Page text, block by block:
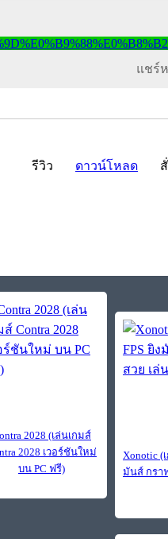
แชร์
รีวิว ดาวน์โหลด
2028 (เล่นเกมส์
2028 เวอร์ชันใหม่
บน PC ฟรี)
Xonotic (
มันส์ กรา